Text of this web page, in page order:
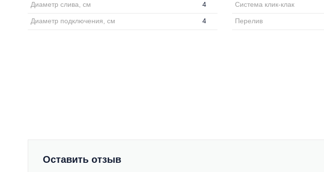
Диаметр слива, см 4
Диаметр подключения, см 4
Система клик-клак
Перелив
Оставить отзыв